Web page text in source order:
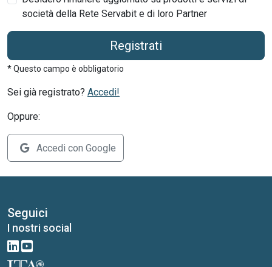
società della Rete Servabit e di loro Partner
Registrati
* Questo campo è obbligatorio
Sei già registrato? Accedi!
Oppure:
Accedi con Google
Seguici
I nostri social